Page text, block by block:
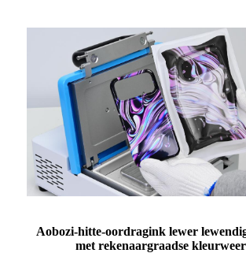
Aobozi-hitte-oordragink lewer
met rekenaargraadse